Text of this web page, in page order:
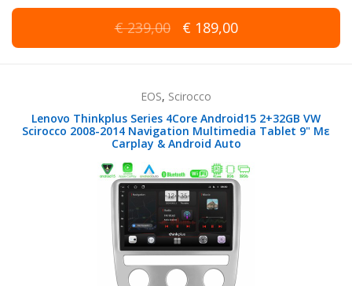
€ 239,00 € 189,00
EOS, Scirocco
Lenovo Thinkplus Series 4Core Android15 2+32GB VW
Scirocco 2008-2014 Navigation Multimedia Tablet 9" Με
Carplay & Android Auto